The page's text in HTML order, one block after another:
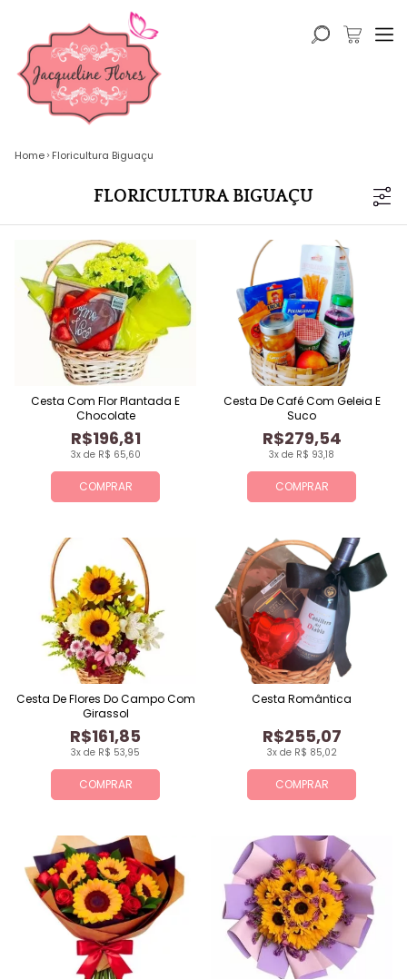
Home Floricultura Biguaçu
FLORICULTURA BIGUAÇU
COMPRAR
3x de R$ 65,60
R$196,81
Cesta Com Flor Plantada E
Chocolate
COMPRAR
3x de R$ 93,18
R$279,54
Cesta De Café Com Geleia E
Suco
COMPRAR
3x de R$ 53,95
R$161,85
Cesta De Flores Do Campo Com
Girassol
COMPRAR
3x de R$ 85,02
R$255,07
Cesta Romântica